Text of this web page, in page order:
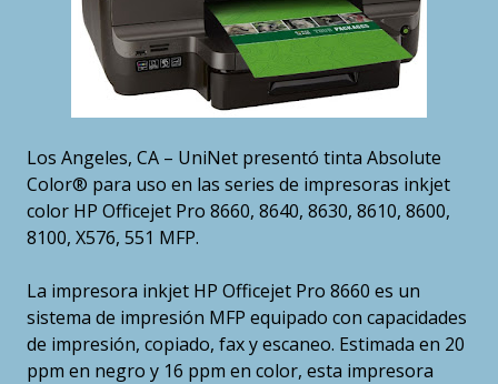
Los Angeles, CA – UniNet presentó tinta Absolute
Color® para uso en las series de impresoras inkjet
color HP Officejet Pro 8660, 8640, 8630, 8610, 8600,
8100, X576, 551 MFP.
La impresora inkjet HP Officejet Pro 8660 es un
sistema de impresión MFP equipado con capacidades
de impresión, copiado, fax y escaneo. Estimada en 20
ppm en negro y 16 ppm en color, esta impresora